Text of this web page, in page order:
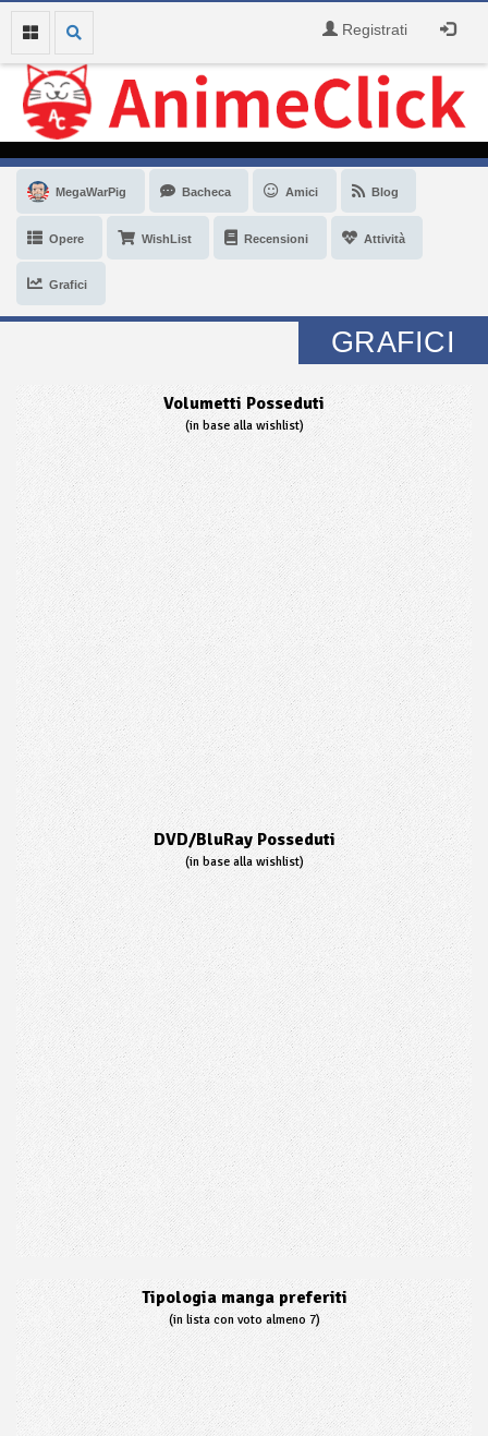
Registrati
MegaWarPig Bacheca Amici Blog
Opere WishList Recensioni Attività
Grafici
GRAFICI
Volumetti Posseduti
(in base alla wishlist)
DVD/BluRay Posseduti
(in base alla wishlist)
Tipologia manga preferiti
(in lista con voto almeno 7)